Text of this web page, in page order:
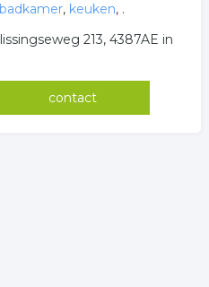
badkamer, keuken, .
213, 4387AE in
contact